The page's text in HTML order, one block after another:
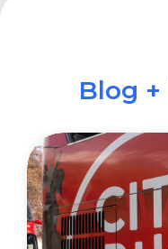
Blog +